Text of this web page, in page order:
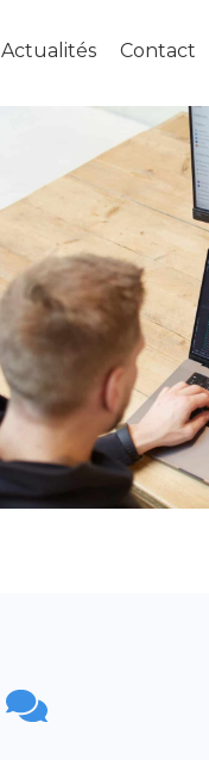
Actualités Contact